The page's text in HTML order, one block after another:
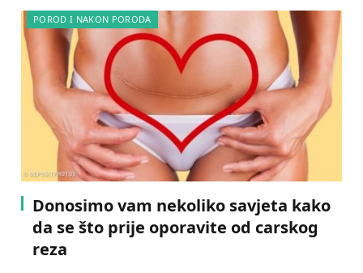
POROD I NAKON PORODA
Donosimo vam nekoliko savjeta kako
da se što prije oporavite od carskog
reza